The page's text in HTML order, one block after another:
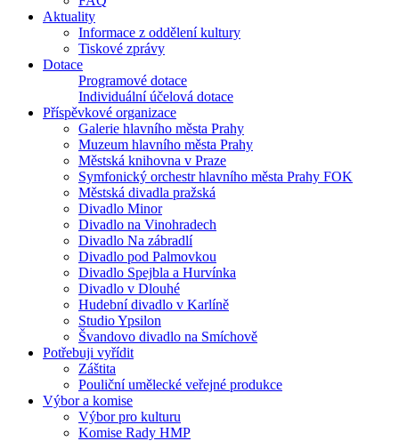
Aktuality
Informace z oddělení kultury
Tiskové zprávy
Dotace
Programové dotace
Individuální účelová dotace
Příspěvkové organizace
Galerie hlavního města Prahy
Muzeum hlavního města Prahy
Městská knihovna v Praze
Symfonický orchestr hlavního města Prahy FOK
Městská divadla pražská
Divadlo Minor
Divadlo na Vinohradech
Divadlo Na zábradlí
Divadlo pod Palmovkou
Divadlo Spejbla a Hurvínka
Divadlo v Dlouhé
Hudební divadlo v Karlíně
Studio Ypsilon
Švandovo divadlo na Smíchově
Potřebuji vyřídit
Záštita
Pouliční umělecké veřejné produkce
Výbor a komise
Výbor pro kulturu
Komise Rady HMP